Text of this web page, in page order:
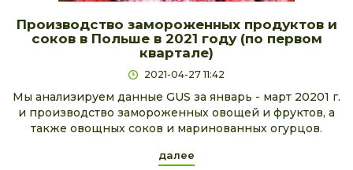
Производство замороженных продуктов и
соков в Польше в 2021 году (по первом
квартале)
2021-04-27 11:42
Мы анализируем данные GUS за январь - март 20201 г.
и производство замороженных овощей и фруктов, а
также овощных соков и маринованных огурцов.
далее